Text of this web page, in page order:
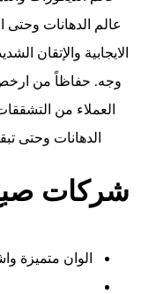
عالم الدهانات وحتى
الايجابية والإتقان
وجه. حفاظاً من
العملاء من
الدهانات وحتى
شركات
الوان متميزة